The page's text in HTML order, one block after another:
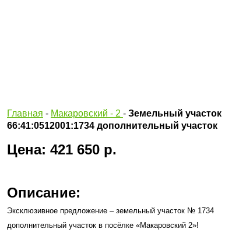
Главная - Макаровский - 2 - Земельный участок
66:41:0512001:1734 дополнительный участок
Цена: 421 650 р.
Описание:
Эксклюзивное предложение – земельный участок № 1734
дополнительный участок в посёлке «Макаровский 2»!